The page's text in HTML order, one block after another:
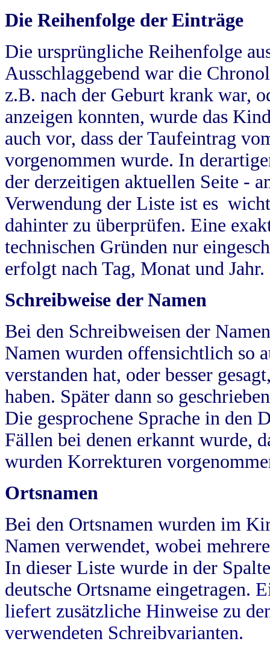
Die Reihenfolge der Einträge
Die ursprüngliche Reihenfolge
Ausschlaggebend war die
z.B. nach der Geburt krank war,
anzeigen konnten, wurde das
auch vor, dass der Taufeintrag
vorgenommen wurde. In
der derzeitigen aktuellen Seite -
Verwendung der Liste ist es
dahinter zu überprüfen. Eine
technischen Gründen nur
erfolgt nach Tag, Monat und Jahr.
Schreibweise der Namen
Bei den Schreibweisen der
Namen wurden offensichtlich so
verstanden hat, oder besser
haben. Später dann so
Die gesprochene Sprache in
Fällen bei denen erkannt wurde,
wurden Korrekturen
Ortsnamen
Bei den Ortsnamen wurden im
Namen verwendet, wobei
In dieser Liste wurde in der
deutsche Ortsname eingetragen.
liefert zusätzliche Hinweise zu
verwendeten Schreibvarianten.